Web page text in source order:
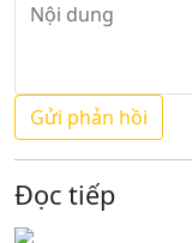
Đọc tiếp